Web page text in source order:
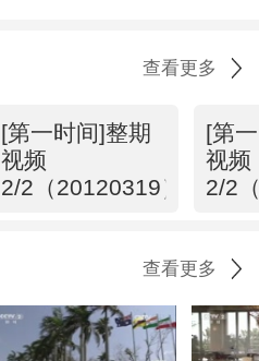
查看更多
[第一时间]整期
视频
2/2（20120319）
[第
视频
2/2
查看更多